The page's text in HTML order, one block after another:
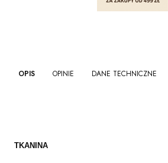
OPIS OPINIE DANE TECHNICZNE
TKANINA